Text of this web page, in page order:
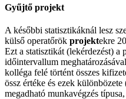
Gyűjtő projekt
A későbbi statisztikáknál lesz
külső operatőrök projektekre
Ezt a statisztikát (lekérdezést) a
időintervallum
kolléga felé történt összes
össz értéke és ezek
megadható munkavégzés